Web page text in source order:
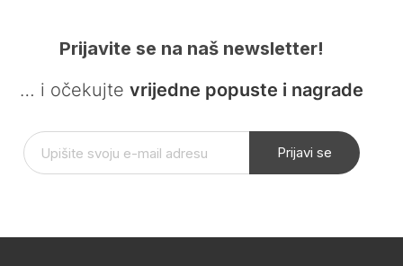
Prijavite se na naš newsletter!
… i očekujte vrijedne popuste i nagrade
Prijavi se